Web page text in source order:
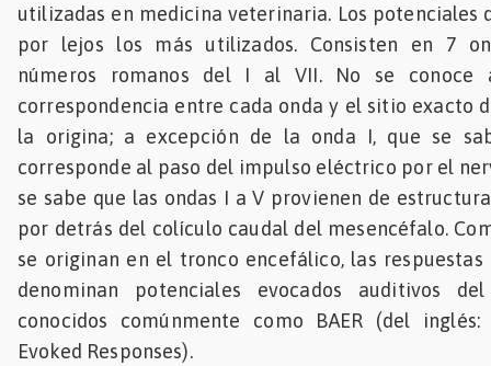
utilizadas en medicina veterinaria. Los potenciales
por lejos los más utilizados. Consisten en 7
números romanos del I al VII. No se
correspondencia entre cada onda y el sitio exacto
la origina; a excepción de la onda I, que se
corresponde al paso del impulso eléctrico por el
se sabe que las ondas I a V provienen de
por detrás del colículo caudal del mesencéfalo.
se originan en el tronco encefálico, las
denominan potenciales evocados auditivos
conocidos comúnmente como BAER (del
Evoked Responses).